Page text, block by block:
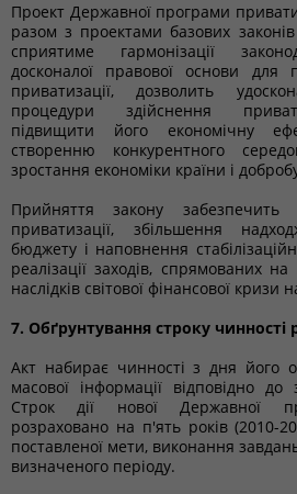
Проект Державної програми
разом з проектами базових
сприятиме гармонізації
досконалої правової основи для
приватизації, дозволить
процедури здійснення
підвищити його економічну
створенню конкурентного
зростання економіки країни і
Прийняття закону забезпечить
приватизації, збільшення
бюджету і наповнення
реалізації заходів, спрямованих
наслідків світової фінансової кризи
7. Обґрунтування строку чинності
Акт набирає чинності з дня його
масової інформації відповідно до
Строк дії нової Державної
розраховано на п'ять років (2010-
поставленої мети, виконання
визначеного періоду.